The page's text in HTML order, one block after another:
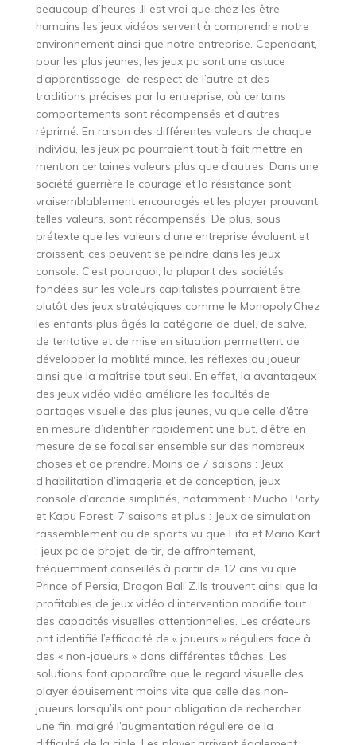
beaucoup d’heures .Il est vrai que chez les être
humains les jeux vidéos servent à comprendre notre
environnement ainsi que notre entreprise. Cependant,
pour les plus jeunes, les jeux pc sont une astuce
d’apprentissage, de respect de l’autre et des
traditions précises par la entreprise, où certains
comportements sont récompensés et d’autres
réprimé. En raison des différentes valeurs de chaque
individu, les jeux pc pourraient tout à fait mettre en
mention certaines valeurs plus que d’autres. Dans une
société guerrière le courage et la résistance sont
vraisemblablement encouragés et les player prouvant
telles valeurs, sont récompensés. De plus, sous
prétexte que les valeurs d’une entreprise évoluent et
croissent, ces peuvent se peindre dans les jeux
console. C’est pourquoi, la plupart des sociétés
fondées sur les valeurs capitalistes pourraient être
plutôt des jeux stratégiques comme le Monopoly.Chez
les enfants plus âgés la catégorie de duel, de salve,
de tentative et de mise en situation permettent de
développer la motilité mince, les réflexes du joueur
ainsi que la maîtrise tout seul. En effet, la avantageux
des jeux vidéo vidéo améliore les facultés de
partages visuelle des plus jeunes, vu que celle d’être
en mesure d’identifier rapidement une but, d’être en
mesure de se focaliser ensemble sur des nombreux
choses et de prendre. Moins de 7 saisons : Jeux
d’habilitation d’imagerie et de conception, jeux
console d’arcade simplifiés, notamment : Mucho Party
et Kapu Forest. 7 saisons et plus : Jeux de simulation
rassemblement ou de sports vu que Fifa et Mario Kart
; jeux pc de projet, de tir, de affrontement,
fréquemment conseillés à partir de 12 ans vu que
Prince of Persia, Dragon Ball Z.Ils trouvent ainsi que la
profitables de jeux vidéo d’intervention modifie tout
des capacités visuelles attentionnelles. Les créateurs
ont identifié l’efficacité de « joueurs » réguliers face à
des « non-joueurs » dans différentes tâches. Les
solutions font apparaître que le regard visuelle des
player épuisement moins vite que celle des non-
joueurs lorsqu’ils ont pour obligation de rechercher
une fin, malgré l’augmentation réguliere de la